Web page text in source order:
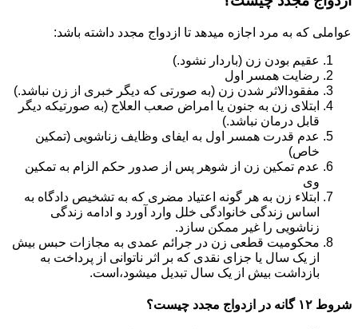
عواملی که به مرد اجازه میدهد تا ازدواج مجدد داشته باشد:
عقیم بودن زن (باردار نشود.)
رضایت همسر اول
مفقودالاثر شدن زن (به صورتی که دیگر خبری از زن نباشد.)
ابتلای زن به جنون یا امراض صعب العلاج (به صورتیکه دیگر
قابل درمان نباشد.)
عدم قدرت همسر اول به ایفای وظایف زناشویی (تمکین
خاص)
عدم تمکین زن از شوهر پس از صدور حکم الزام به تمکین
وی
ابتلاء زن به هر گونه اعتیاد مضری که به تشخیص دادگاه به
اساس زندگی خانوادگی خلل وارد آورد و ادامه زندگی
زناشویی را غیر ممکن سازد.
محکومیت قطعی زن در جرائم عمدی به مجازات حبس بیش
از یک سال یا جزای نقدی که بر اثر ناتوانی از پرداخت به
بازداشت بیش از یک سال تبدیل می‎شود،است.
شروط ۱۲ گانه در ازدواج مجدد چیست؟